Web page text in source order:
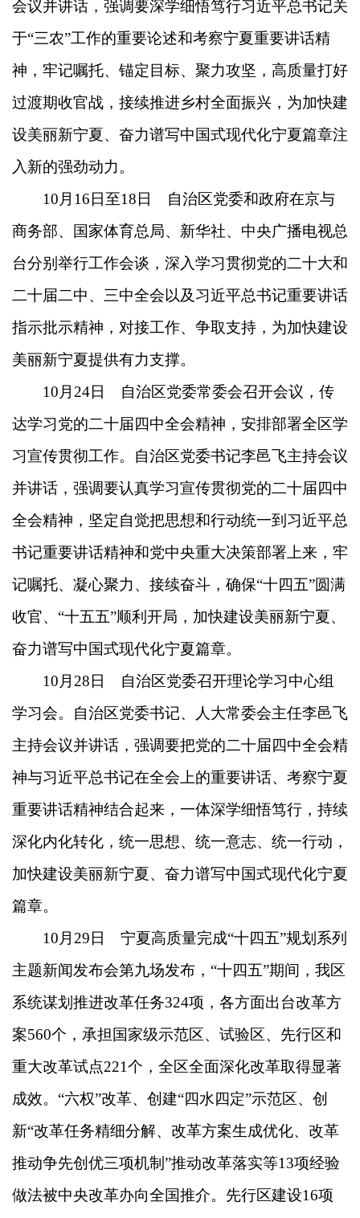
会议并讲话，强调要深学细悟笃行习近平总书记关
于“三农”工作的重要论述和考察宁夏重要讲话精
神，牢记嘱托、锚定目标、聚力攻坚，高质量打好
过渡期收官战，接续推进乡村全面振兴，为加快建
设美丽新宁夏、奋力谱写中国式现代化宁夏篇章注
入新的强劲动力。
10月16日至18日 自治区党委和政府在京与
商务部、国家体育总局、新华社、中央广播电视总
台分别举行工作会谈，深入学习贯彻党的二十大和
二十届二中、三中全会以及习近平总书记重要讲话
指示批示精神，对接工作、争取支持，为加快建设
美丽新宁夏提供有力支撑。
10月24日 自治区党委常委会召开会议，传
达学习党的二十届四中全会精神，安排部署全区学
习宣传贯彻工作。自治区党委书记李邑飞主持会议
并讲话，强调要认真学习宣传贯彻党的二十届四中
全会精神，坚定自觉把思想和行动统一到习近平总
书记重要讲话精神和党中央重大决策部署上来，牢
记嘱托、凝心聚力、接续奋斗，确保“十四五”圆满
收官、“十五五”顺利开局，加快建设美丽新宁夏、
奋力谱写中国式现代化宁夏篇章。
10月28日 自治区党委召开理论学习中心组
学习会。自治区党委书记、人大常委会主任李邑飞
主持会议并讲话，强调要把党的二十届四中全会精
神与习近平总书记在全会上的重要讲话、考察宁夏
重要讲话精神结合起来，一体深学细悟笃行，持续
深化内化转化，统一思想、统一意志、统一行动，
加快建设美丽新宁夏、奋力谱写中国式现代化宁夏
篇章。
10月29日 宁夏高质量完成“十四五”规划系列
主题新闻发布会第九场发布，“十四五”期间，我区
系统谋划推进改革任务324项，各方面出台改革方
案560个，承担国家级示范区、试验区、先行区和
重大改革试点221个，全区全面深化改革取得显著
成效。“六权”改革、创建“四水四定”示范区、创
新“改革任务精细分解、改革方案生成优化、改革
推动争先创优三项机制”推动改革落实等13项经验
做法被中央改革办向全国推介。先行区建设16项